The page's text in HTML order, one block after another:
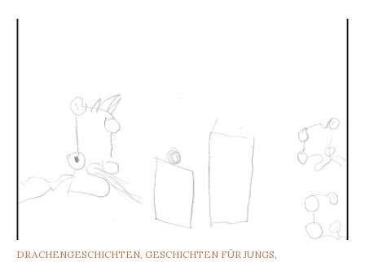
CATEGORIES
DRACHENGESCHICHTEN, GESCHICHTEN FÜR JUNGS,